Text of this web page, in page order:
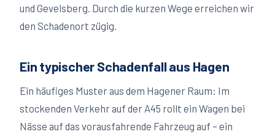
und Gevelsberg. Durch die kurzen Wege erreichen wir
den Schadenort zügig.
Ein typischer Schadenfall aus Hagen
Ein häufiges Muster aus dem Hagener Raum: Im
stockenden Verkehr auf der A45 rollt ein Wagen bei
Nässe auf das vorausfahrende Fahrzeug auf – ein